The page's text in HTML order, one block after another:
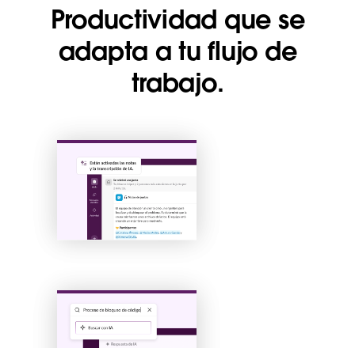
Productividad que se
adapta a tu flujo de
trabajo.